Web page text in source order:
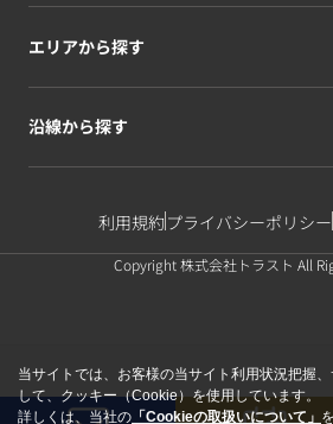
エリアから探す
沿線から探す
利用規約プライバシーポリシー
Copyright 株式会社トラスト All
当サイトでは、お客様の当サイト利用状況把握
して、クッキー（Cookie）を使用しています。
詳しくは、当社の 「Cookieの取扱いについて」